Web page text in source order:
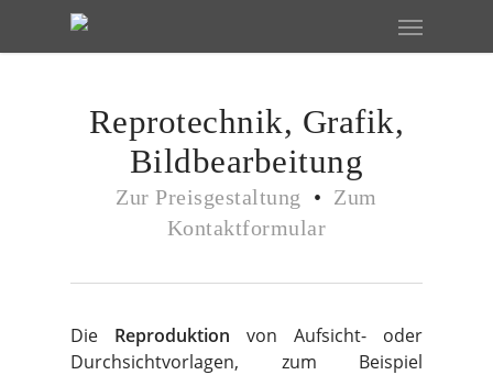
Menu
Reprotechnik, Grafik,
Bildbearbeitung
Zur Preisgestaltung • Zum
Kontaktformular
Die Reproduktion von Aufsicht- oder
Durchsichtvorlagen, zum Beispiel